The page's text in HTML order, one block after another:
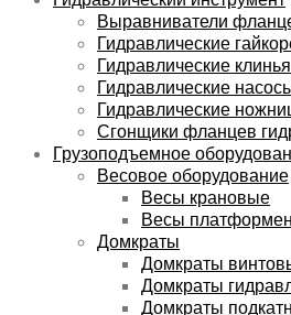
Выравниватели
Гидравлические
Гидравлические клинья
Гидравлические
Гидравлические
Сгонщики фланцев
Грузоподъемное
Весовое оборудование
Весы крановые
Весы
Домкраты
Домкраты
Домкраты
Домкраты